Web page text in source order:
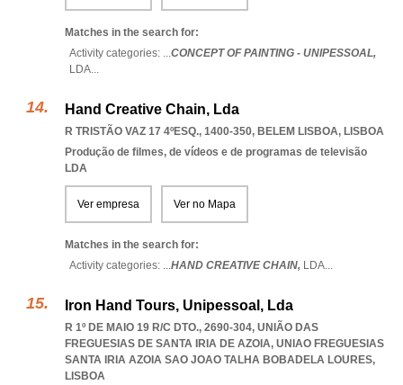
Matches in the search for:
Activity categories: ...CONCEPT OF PAINTING - UNIPESSOAL,
LDA...
Hand Creative Chain, Lda
R TRISTÃO VAZ 17 4ºESQ., 1400-350, BELEM LISBOA, LISBOA
Produção de filmes, de vídeos e de programas de televisão
LDA
Ver empresa Ver no Mapa
Matches in the search for:
Activity categories: ...HAND CREATIVE CHAIN, LDA...
Iron Hand Tours, Unipessoal, Lda
R 1º DE MAIO 19 R/C DTO., 2690-304, UNIÃO DAS
FREGUESIAS DE SANTA IRIA DE AZOIA, UNIAO FREGUESIAS
SANTA IRIA AZOIA SAO JOAO TALHA BOBADELA LOURES,
LISBOA